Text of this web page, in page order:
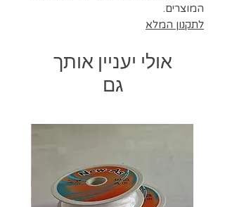
המוצרים.
לתקנון המלא
אולי יעניין אותך
גם